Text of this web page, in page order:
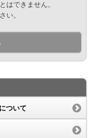
はできません。
い。
ついて